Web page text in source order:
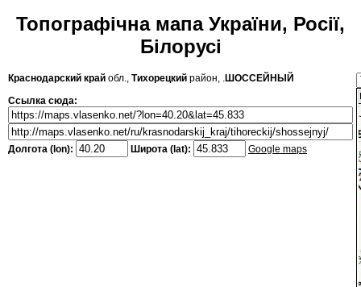
Топографічна мапа України, Росії,
Білорусі
Краснодарский край обл., Тихорецкий район, .ШОССЕЙНЫЙ
Ссылка сюда:
Долгота (lon): Широта (lat): Google maps